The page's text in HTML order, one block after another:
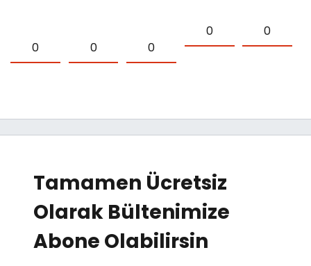
0 0 0
0 0
Tamamen Ücretsiz
Olarak Bültenimize
Abone Olabilirsin